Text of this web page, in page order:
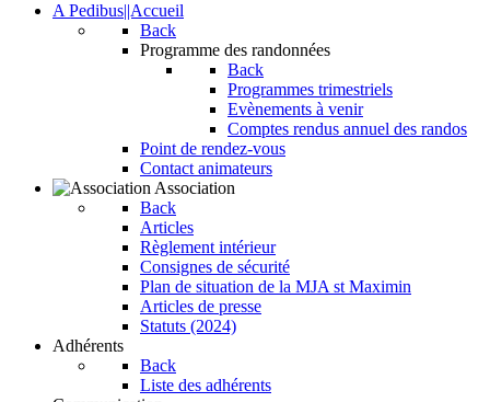
A Pedibus||Accueil
Back
Programme des randonnées
Back
Programmes trimestriels
Evènements à venir
Comptes rendus annuel des randos
Point de rendez-vous
Contact animateurs
Association
Back
Articles
Règlement intérieur
Consignes de sécurité
Plan de situation de la MJA st Maximin
Articles de presse
Statuts (2024)
Adhérents
Back
Liste des adhérents